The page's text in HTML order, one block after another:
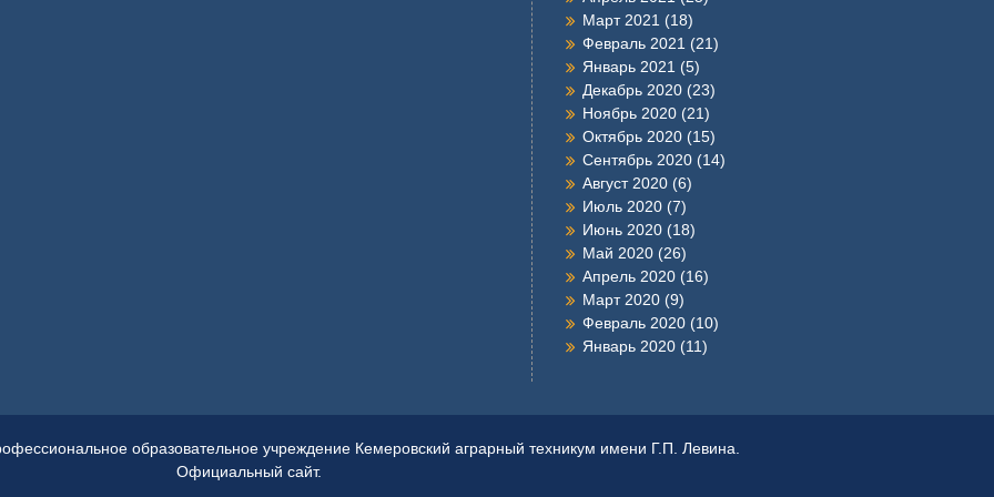
Март 2021 (18)
Февраль 2021 (21)
Январь 2021 (5)
Декабрь 2020 (23)
Ноябрь 2020 (21)
Октябрь 2020 (15)
Сентябрь 2020 (14)
Август 2020 (6)
Июль 2020 (7)
Июнь 2020 (18)
Май 2020 (26)
Апрель 2020 (16)
Март 2020 (9)
Февраль 2020 (10)
Январь 2020 (11)
образовательное учреждение Кемеровский аграрный техникум имени Г.П. Левина.
Официальный сайт.